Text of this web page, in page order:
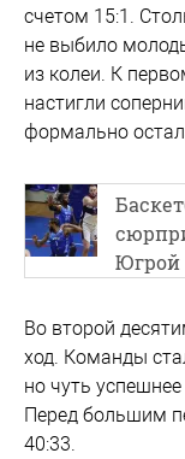
счетом 15:1.
не выбило
из колеи. К
настигли
формально
Югрой
Во второй
ход. Команды
но чуть
Перед большим
40:33.